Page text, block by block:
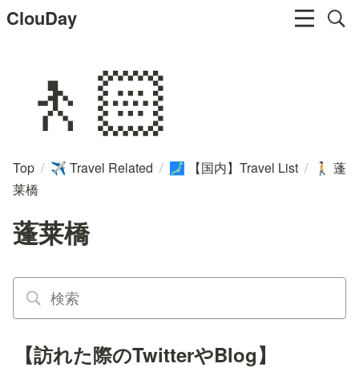
ClouDay
🚶🏻
Top / ✈️ Travel Related / 🗾 【国内】Travel List / 🚶🏻
蓬
莱橋
蓬莱橋
【訪れた際のTwitterやBlog】